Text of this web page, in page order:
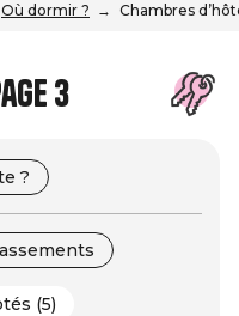
Où dormir ? Chambres
3
?
(5)